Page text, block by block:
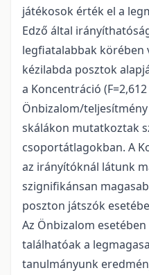
játékosok érték el a
Edző által
legfiatalabbak körében
kézilabda posztok
a Koncentráció
Önbizalom/teljesítmény
skálákon mutatkoztak
csoportátlagokban. A
az irányítóknál látunk
szignifikánsan
poszton játszók
Az Önbizalom
találhatóak a
tanulmányunk